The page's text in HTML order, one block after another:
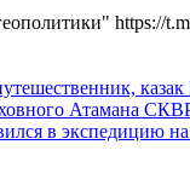
https://
Атамана
в экспедицию